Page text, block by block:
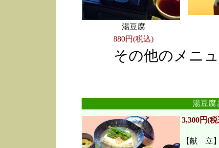
湯豆腐
880円(税込)
その他のメニ
湯豆腐
3,300円(
【献 立